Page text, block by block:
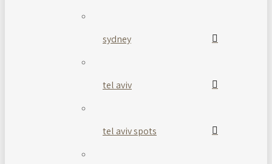
sydney
tel aviv
tel aviv spots